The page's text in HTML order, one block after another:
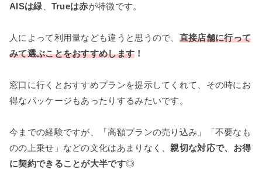
AISは緑 Trueは赤が特徴です。
人によって利用量なども違うと思うので、 直接店舗に行って
みて選ぶことをおすすめします ！
窓口に行くとおすすめプランを提示してくれて、その時にお
得なパッケージもあったりするみたいです。
今までの経験ですが、「高額プランの売り込み」「不要なも
のの上乗せ」などの文化はあまりなく、親切な対応で、お得
に契約できることが大半です◎